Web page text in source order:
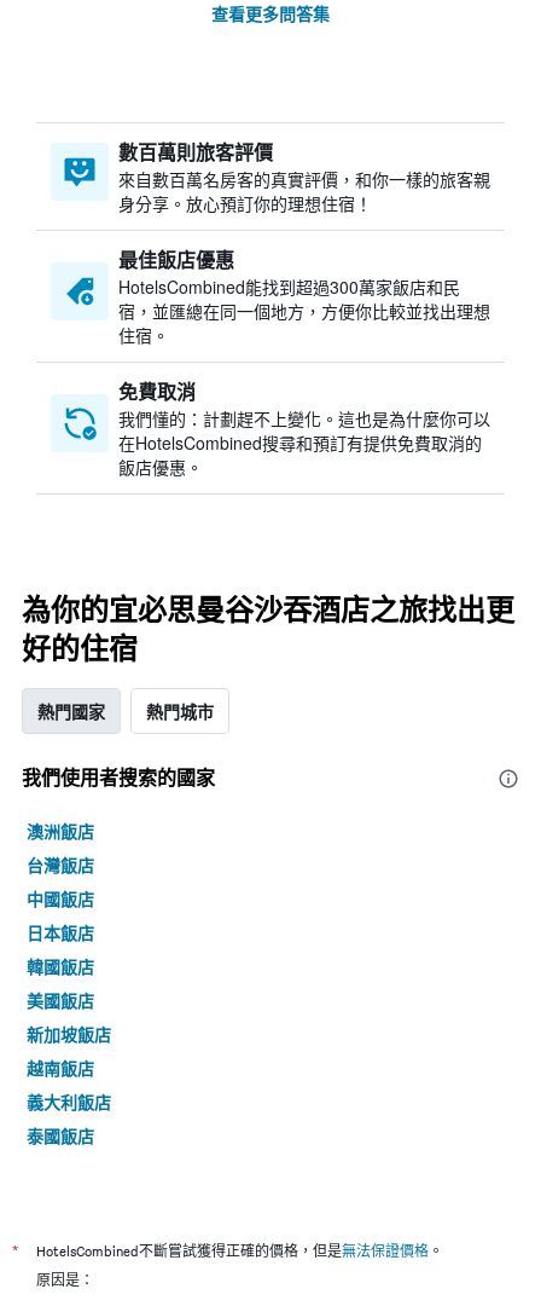
查看更多問答集
數百萬則旅客評價
來自數百萬名房客的真實評價，和你一樣的旅客親
身分享。放心預訂你的理想住宿！
最佳飯店優惠
HotelsCombined​能找到超過300萬家飯店和民
宿，並匯總在同一個地方，方便你比較並找出理想
住宿。
免費取消
我們懂的：計劃趕不上變化。這也是為什麼你可以
在HotelsCombined搜尋和預訂有提供免費取消的
飯店優惠。
為你的宜必思曼谷沙吞酒店之旅找出更
好的住宿
熱門國家 熱門城市
我們使用者搜索的國家
澳洲飯店
台灣飯店
中國飯店
日本飯店
韓國飯店
美國飯店
新加坡飯店
越南飯店
義大利飯店
泰國飯店
* HotelsCombined不斷嘗試獲得正確的價格，但是無法保證價格 。
原因是：